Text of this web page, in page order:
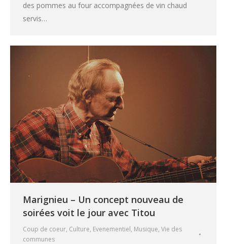
des pommes au four accompagnées de vin chaud
servis…
Marignieu – Un concept nouveau de
soirées voit le jour avec Titou
Coup de coeur, Culture, Evenementiel, Musique, Vie des
communes